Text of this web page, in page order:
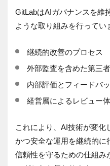
GitLabはAIガバナンスを維
ような取り組みを行ってい
継続的改善のプロセス
外部監査を含めた第三
内部評価とフィードバ
経営層によるレビュー
これにより、AI技術が変化
かつ安全な運用を継続的に
信頼性を守るための仕組み